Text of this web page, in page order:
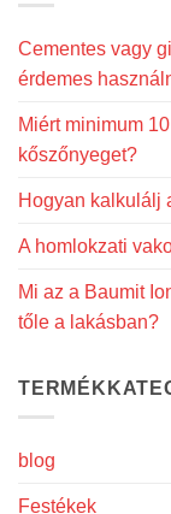
Cementes vagy
érdemes
Miért minimum
kőszőnyeget?
Hogyan kalkulálj
A homlokzati
Mi az a Baumit
tőle a lakásban?
blog
Festékek